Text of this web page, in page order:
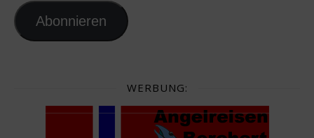
Abonnieren
WERBUNG: